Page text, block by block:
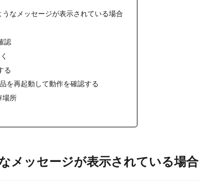
なメッセージが表示されている場合
認
る
を再起動して動作を確認する
場所
メッセージが表示されている場合